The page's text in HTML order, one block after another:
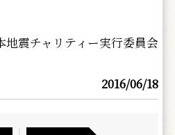
地震チャリティー実行委員会
2016/06/18